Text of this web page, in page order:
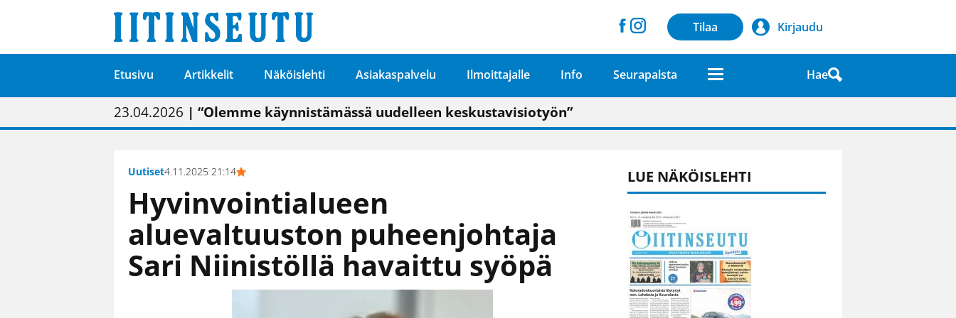
Tilaa Kirjaudu
Etusivu Artikkelit Näköislehti Asiakaspalvelu Ilmoittajalle Info Seurapalsta Hae
01.02.2026 | Painon vaihtumisen pitäisi näkyä hieman parempana painojäljen laatuna lehdessä
05.02.2026 | Uudistettu kunnantalo on valoisa
23.04.2026 | “Olemme käynnistämässä uudelleen keskustavisiotyön”
09.05.2026| "Maalla on totuttu elämään omavaraisemmin kuin kaupungissa"
Uutiset4.11.2025 21:14
Hyvinvointialueen
aluevaltuuston puheenjohtaja
Sari Niinistöllä havaittu syöpä
LUE NÄKÖISLEHTI